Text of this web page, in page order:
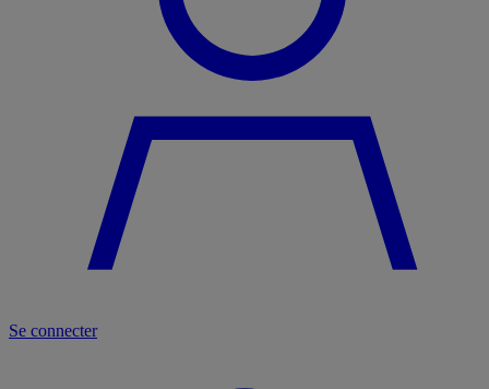
Se connecter